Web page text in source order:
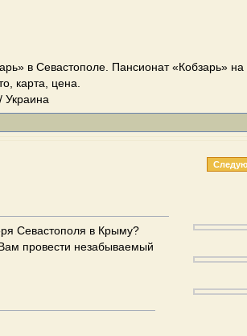
в Севастополе. Пансионат «Кобзарь» на
карта, цена.
Украина
Севастополя в Крыму?
провести незабываемый